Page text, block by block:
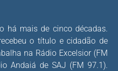
há mais de cinco décadas.
o título e cidadão de
na Rádio Excelsior (FM
Andaiá de SAJ (FM 97.1).